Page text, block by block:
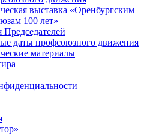
выставка «Оренбургским
100 лет»
Председателей
даты профсоюзного движения
материалы